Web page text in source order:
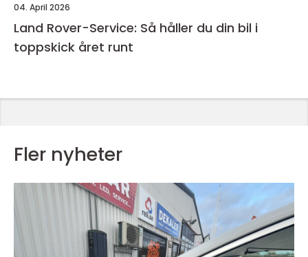
04. April 2026
Land Rover-Service: Så håller du din bil i
toppskick året runt
Fler nyheter